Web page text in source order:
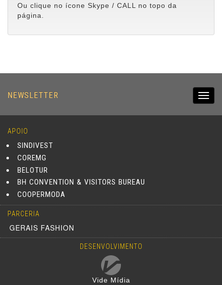
Ou clique no ícone Skype / CALL no topo da
página.
NEWSLETTER
APOIO
SINDIVEST
COREMG
BELOTUR
BH CONVENTION & VISITORS BUREAU
COOPERMODA
PARCERIA
GERAIS FASHION
DESENVOLVIMENTO
Vide Mídia